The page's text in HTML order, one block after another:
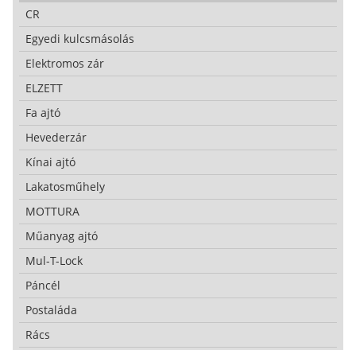
CR
Egyedi kulcsmásolás
Elektromos zár
ELZETT
Fa ajtó
Hevederzár
Kínai ajtó
Lakatosműhely
MOTTURA
Műanyag ajtó
Mul-T-Lock
Páncél
Postaláda
Rács